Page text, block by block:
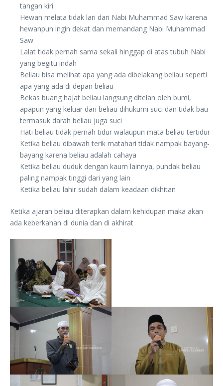
tangan kiri
Hewan melata tidak lari dari Nabi Muhammad Saw karena
hewanpun ingin dekat dan memandang Nabi Muhammad
Saw
Lalat tidak pernah sama sekali hinggap di atas tubuh Nabi
yang begitu indah
Beliau bisa melihat apa yang ada dibelakang beliau seperti
apa yang ada di depan beliau
Bekas buang hajat beliau langsung ditelan oleh bumi,
apapun yang keluar dari beliau dihukumi suci dan tidak bau
termasuk darah beliau juga suci
Hati beliau tidak pernah tidur walaupun mata beliau tertidur
Ketika beliau dibawah terik matahari tidak nampak bayang-
bayang karena beliau adalah cahaya
Ketika beliau duduk dengan kaum lainnya, pundak beliau
paling nampak tinggi dari yang lain
Ketika beliau lahir sudah dalam keadaan dikhitan
Ketika ajaran beliau diterapkan dalam kehidupan maka akan
ada keberkahan di dunia dan di akhirat